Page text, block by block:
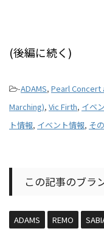
(後編に続く)
-ADAMS, Pearl Concert
Marching), Vic Firth, イベ
ト情報, イベント情報, そ
この記事のブラ
ADAMS REMO